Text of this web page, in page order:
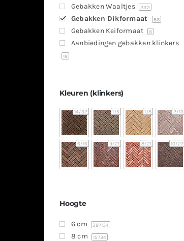
Gebakken Waaltjes 232
Gebakken Dikformaat 53
Gebakken Keiformaat 8
Aanbiedingen gebakken klinkers
18
Kleuren (klinkers)
14/32 1/5 1/8 2/13
6/16 9/21 8/21 10/27
Hoogte
6 cm 38/134
8 cm 15 /34